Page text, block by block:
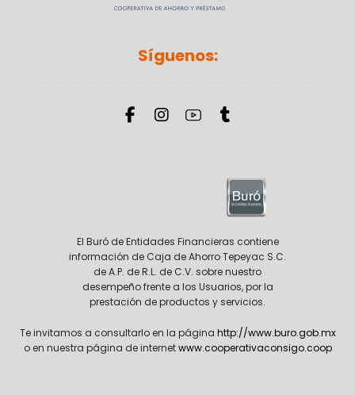
Síguenos:
El Buró de Entidades Financieras contiene
información de Caja de Ahorro Tepeyac S.C.
de A.P. de R.L. de C.V. sobre nuestro
desempeño frente a los Usuarios, por la
prestación de productos y servicios.
Te invitamos a consultarlo en la página http://www.buro.gob.mx
o en nuestra página de internetwww.cooperativaconsigo.coop